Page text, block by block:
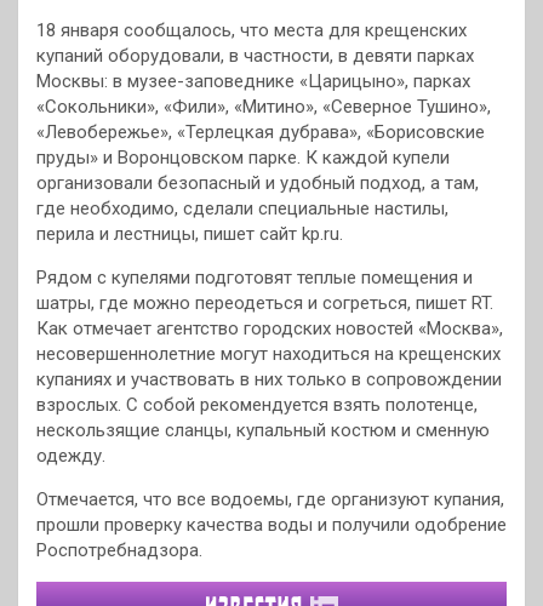
18 января сообщалось, что места для крещенских
купаний оборудовали, в частности, в девяти парках
Москвы: в музее-заповеднике «Царицыно», парках
«Сокольники», «Фили», «Митино», «Северное Тушино»,
«Левобережье», «Терлецкая дубрава», «Борисовские
пруды» и Воронцовском парке. К каждой купели
организовали безопасный и удобный подход, а там,
где необходимо, сделали специальные настилы,
перила и лестницы, пишет сайт kp.ru.
Рядом с купелями подготовят теплые помещения и
шатры, где можно переодеться и согреться, пишет RT.
Как отмечает агентство городских новостей «Москва»,
несовершеннолетние могут находиться на крещенских
купаниях и участвовать в них только в сопровождении
взрослых. С собой рекомендуется взять полотенце,
нескользящие сланцы, купальный костюм и сменную
одежду.
Отмечается, что все водоемы, где организуют купания,
прошли проверку качества воды и получили одобрение
Роспотребнадзора.